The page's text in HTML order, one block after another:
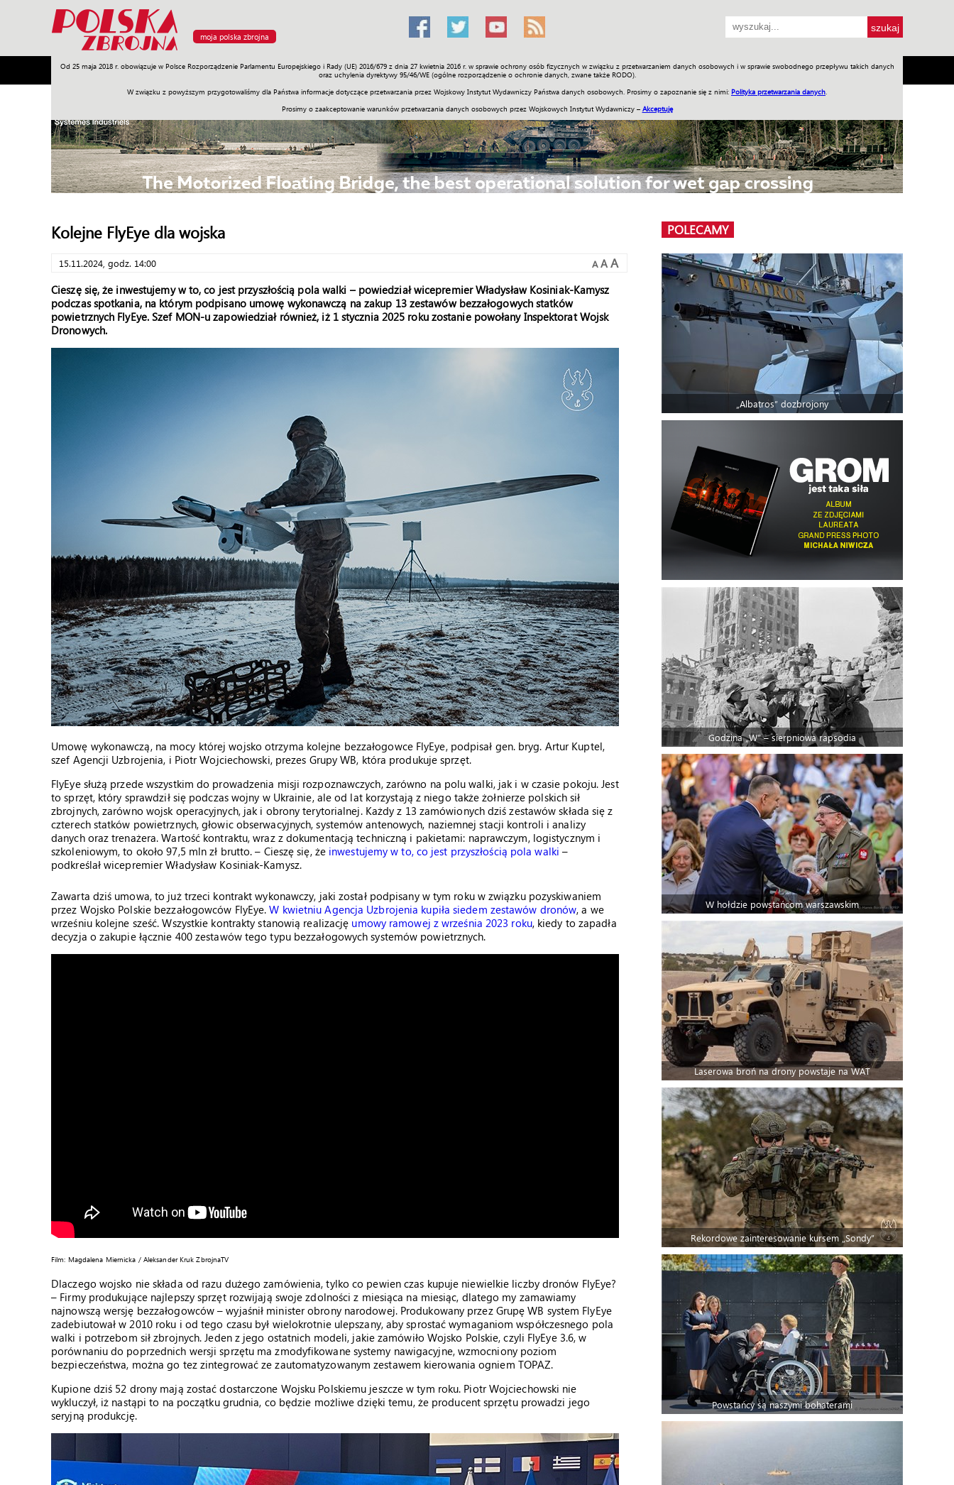
moja polska zbrojna
Od 25 maja 2018 r. obowiązuje w Polsce Rozporządzenie Parlamentu Europejskiego i Rady (UE) 2016/679 z dnia 27 kwietnia 2016 r. w sprawie ochrony osób fizycznych w związku z przetwarzaniem danych osobowych i w sprawie swobodnego przepływu takich danych
oraz uchylenia dyrektywy 95/46/WE (ogólne rozporządzenie o ochronie danych, zwane także RODO).
W związku z powyższym przygotowaliśmy dla Państwa informacje dotyczące przetwarzania przez Wojskowy Instytut Wydawniczy Państwa danych osobowych. Prosimy o zapoznanie się z nimi: Polityka przetwarzania danych
Prosimy o zaakceptowanie warunków przetwarzania danych osobowych przez Wojskowych Instytut Wydawniczy – Akceptuję
Armia Poligon Sprzęt Misje Polityka Prawo Świat Społeczność Sport Historia Galerie Wideo ENGLISH SKLEP Jednodniówki Praca w WIW
Kolejne FlyEye dla wojska
15.11.2024, godz. 14:00 A A A
Cieszę się, że inwestujemy w to, co jest przyszłością pola walki – powiedział wicepremier Władysław Kosiniak-Kamysz
podczas spotkania, na którym podpisano umowę wykonawczą na zakup 13 zestawów bezzałogowych statków
powietrznych FlyEye. Szef MON-u zapowiedział również, iż 1 stycznia 2025 roku zostanie powołany Inspektorat Wojsk
Dronowych.
Umowę wykonawczą, na mocy której wojsko otrzyma kolejne bezzałogowce FlyEye, podpisał gen. bryg. Artur Kuptel,
szef Agencji Uzbrojenia, i Piotr Wojciechowski, prezes Grupy WB, która produkuje sprzęt.
FlyEye służą przede wszystkim do prowadzenia misji rozpoznawczych, zarówno na polu walki, jak i w czasie pokoju. Jest
to sprzęt, który sprawdził się podczas wojny w Ukrainie, ale od lat korzystają z niego także żołnierze polskich sił
zbrojnych, zarówno wojsk operacyjnych, jak i obrony terytorialnej. Każdy z 13 zamówionych dziś zestawów składa się z
czterech statków powietrznych, głowic obserwacyjnych, systemów antenowych, naziemnej stacji kontroli i analizy
danych oraz trenażera. Wartość kontraktu, wraz z dokumentacją techniczną i pakietami: naprawczym, logistycznym i
szkoleniowym, to około 97,5 mln zł brutto. – Cieszę się, że inwestujemy w to, co jest przyszłością pola walki –
podkreślał wicepremier Władysław Kosiniak-Kamysz.
Zawarta dziś umowa, to już trzeci kontrakt wykonawczy, jaki został podpisany w tym roku w związku pozyskiwaniem
przez Wojsko Polskie bezzałogowców FlyEye.W kwietniu Agencja Uzbrojenia kupiła siedem zestawów dronów, a we
wrześniu kolejne sześć. Wszystkie kontrakty stanowią realizację umowy ramowej z września 2023 roku, kiedy to zapadła
decyzja o zakupie łącznie 400 zestawów tego typu bezzałogowych systemów powietrznych.
Film: Magdalena Miernicka / Aleksander Kruk ZbrojnaTV
Dlaczego wojsko nie składa od razu dużego zamówienia, tylko co pewien czas kupuje niewielkie liczby dronów FlyEye?
– Firmy produkujące najlepszy sprzęt rozwijają swoje zdolności z miesiąca na miesiąc, dlatego my zamawiamy
najnowszą wersję bezzałogowców – wyjaśnił minister obrony narodowej. Produkowany przez Grupę WB system FlyEye
zadebiutował w 2010 roku i od tego czasu był wielokrotnie ulepszany, aby sprostać wymaganiom współczesnego pola
walki i potrzebom sił zbrojnych. Jeden z jego ostatnich modeli, jakie zamówiło Wojsko Polskie, czyli FlyEye 3.6, w
porównaniu do poprzednich wersji sprzętu ma zmodyfikowane systemy nawigacyjne, wzmocniony poziom
bezpieczeństwa, można go tez zintegrować ze zautomatyzowanym zestawem kierowania ogniem TOPAZ.
Kupione dziś 52 drony mają zostać dostarczone Wojsku Polskiemu jeszcze w tym roku. Piotr Wojciechowski nie
wykluczył, iż nastąpi to na początku grudnia, co będzie możliwe dzięki temu, że producent sprzętu prowadzi jego
seryjną produkcję.
POLECAMY
„Albatros” dozbrojony
Godzina „W” – sierpniowa rapsodia
W hołdzie powstańcom warszawskim
Laserowa broń na drony powstaje na WAT
Rekordowe zainteresowanie kursem „Sondy”
Powstańcy są naszymi bohaterami